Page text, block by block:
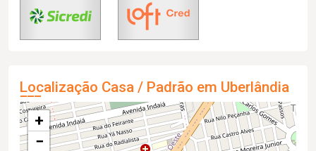
Localização Casa / Padrão em Uberlândia
+
−